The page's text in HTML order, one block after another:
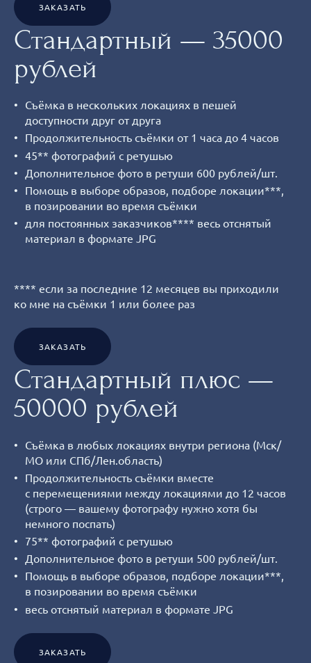
ЗАКАЗАТЬ
Стандартный — 35000
рублей
Съёмка в нескольких локациях в пешей
доступности друг от друга
Продолжительность съёмки от 1 часа до 4 часов
45** фотографий с ретушью
Дополнительное фото в ретуши 600 рублей/шт.
Помощь в выборе образов, подборе локации***,
в позировании во время съёмки
для постоянных заказчиков**** весь отснятый
материал в формате JPG
**** если за последние 12 месяцев вы приходили
ко мне на съёмки 1 или более раз
ЗАКАЗАТЬ
Стандартный плюс —
50000 рублей
Съёмка в любых локациях внутри региона (Мск/
МО или СПб/Лен.область)
Продолжительность съёмки вместе
с перемещениями между локациями до 12 часов
(строго — вашему фотографу нужно хотя бы
немного поспать)
75** фотографий с ретушью
Дополнительное фото в ретуши 500 рублей/шт.
Помощь в выборе образов, подборе локации***,
в позировании во время съёмки
весь отснятый материал в формате JPG
ЗАКАЗАТЬ